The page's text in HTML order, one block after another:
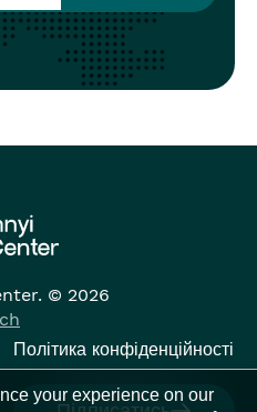
© 2026
Політика конфіденційності
your experience on our